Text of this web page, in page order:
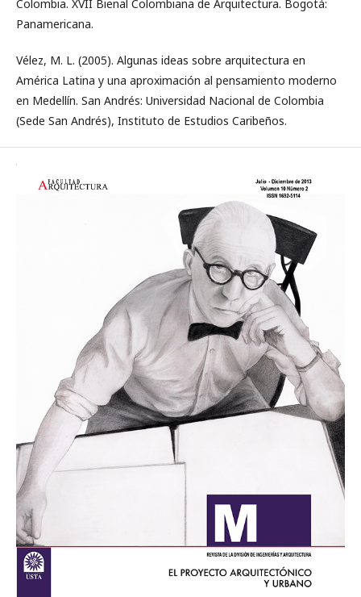
Colombia. XVII Bienal Colombiana de Arquitectura. Bogotá:
Panamericana.
Vélez, M. L. (2005). Algunas ideas sobre arquitectura en
América Latina y una aproximación al pensamiento moderno
en Medellín. San Andrés: Universidad Nacional de Colombia
(Sede San Andrés), Instituto de Estudios Caribeños.